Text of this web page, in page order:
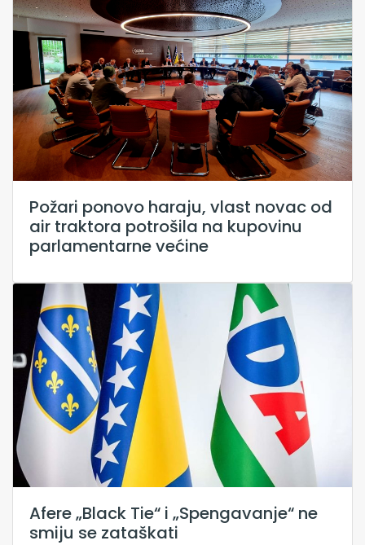
Požari ponovo haraju, vlast novac od
air traktora potrošila na kupovinu
parlamentarne većine
Afere „Black Tie“ i „Spengavanje“ ne
smiju se zataškati